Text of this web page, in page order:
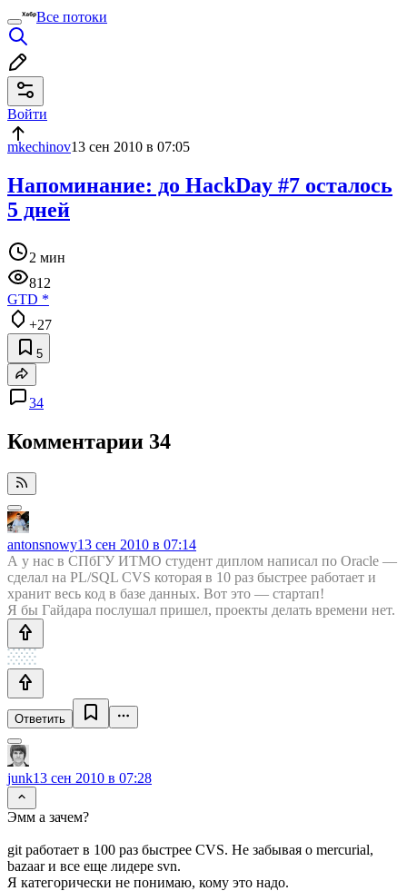
Все потоки
Войти
mkechinov13 сен 2010 в 07:05
Напоминание: до HackDay #7 осталось
5 дней
2 мин
812
GTD *
+27
5
34
Комментарии 34
antonsnowy13 сен 2010 в 07:14
А у нас в СПбГУ ИТМО студент диплом написал по Oracle —
сделал на PL/SQL CVS которая в 10 раз быстрее работает и
хранит весь код в базе данных. Вот это — стартап!
Я бы Гайдара послушал пришел, проекты делать времени нет.
Ответить
junk13 сен 2010 в 07:28
Эмм а зачем?
git работает в 100 раз быстрее CVS. Не забывая о mercurial,
bazaar и все еще лидере svn.
Я категорически не понимаю, кому это надо.